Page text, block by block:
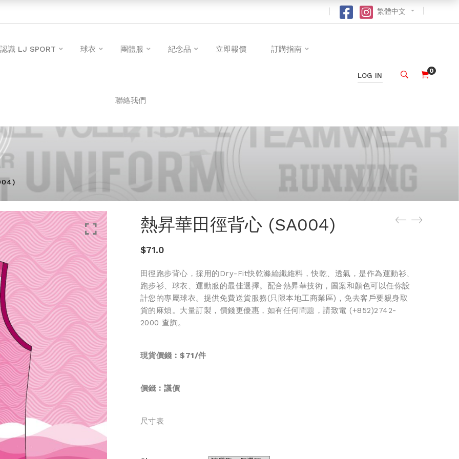
繁體中文
認識 LJ SPORT 球衣 團體服 紀念品 立即報價 訂購指南
聯絡我們
LOG IN
0
熱昇華田徑背心 (SA004)
$71.0
田徑跑步背心，採用的Dry-Fit快乾滌綸纖維料，快乾、透氣，是作為運動衫、
跑步衫、球衣、運動服的最佳選擇。配合熱昇華技術，圖案和顏色可以任你設
計您的專屬球衣。提供免費送貨服務(只限本地工商業區)，免去客戶要親身取
貨的麻煩。大量訂製，價錢更優惠，如有任何問題，請致電 (+852)2742-
2000 查詢。
現貨價錢︰$71/件
價錢︰議價
尺寸表